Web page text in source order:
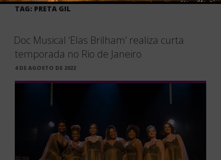
TAG: PRETA GIL
Doc Musical ‘Elas Brilham’ realiza curta
temporada no Rio de Janeiro
PUBLICADO
4 DE AGOSTO DE 2022